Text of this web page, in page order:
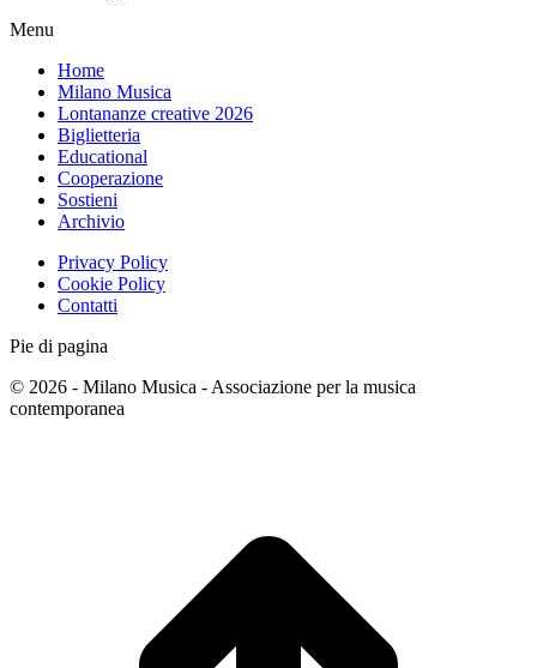
Menu
Home
Milano Musica
Lontananze creative 2026
Biglietteria
Educational
Cooperazione
Sostieni
Archivio
Privacy Policy
Cookie Policy
Contatti
Pie di pagina
© 2026 - Milano Musica - Associazione per la musica
contemporanea